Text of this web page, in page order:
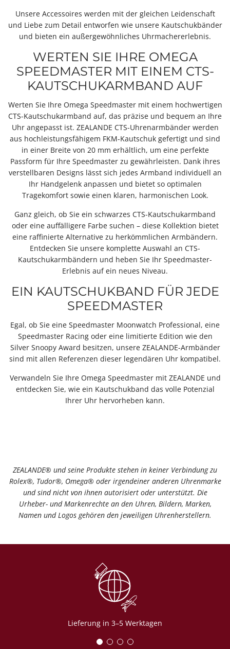
Unsere Accessoires werden mit der gleichen Leidenschaft
und Liebe zum Detail entworfen wie unsere Kautschukbänder
und bieten ein außergewöhnliches Uhrmachererlebnis.
WERTEN SIE IHRE OMEGA
SPEEDMASTER MIT EINEM CTS-
KAUTSCHUKARMBAND AUF
Werten Sie Ihre Omega Speedmaster mit einem hochwertigen
CTS-Kautschukarmband auf, das präzise und bequem an Ihre
Uhr angepasst ist. ZEALANDE CTS-Uhrenarmbänder werden
aus hochleistungsfähigem FKM-Kautschuk gefertigt und sind
in einer Breite von 20 mm erhältlich, um eine perfekte
Passform für Ihre Speedmaster zu gewährleisten. Dank ihres
verstellbaren Designs lässt sich jedes Armband individuell an
Ihr Handgelenk anpassen und bietet so optimalen
Tragekomfort sowie einen klaren, harmonischen Look.
Ganz gleich, ob Sie ein schwarzes CTS-Kautschukarmband
oder eine auffälligere Farbe suchen – diese Kollektion bietet
eine raffinierte Alternative zu herkömmlichen Armbändern.
Entdecken Sie unsere komplette Auswahl an CTS-
Kautschukarmbändern und heben Sie Ihr Speedmaster-
Erlebnis auf ein neues Niveau.
EIN KAUTSCHUKBAND FÜR JEDE
SPEEDMASTER
Egal, ob Sie eine Speedmaster Moonwatch Professional, eine
Speedmaster Racing oder eine limitierte Edition wie den
Silver Snoopy Award besitzen, unsere ZEALANDE-Armbänder
sind mit allen Referenzen dieser legendären Uhr kompatibel.
Verwandeln Sie Ihre Omega Speedmaster mit ZEALANDE und
entdecken Sie, wie ein Kautschukband das volle Potenzial
Ihrer Uhr hervorheben kann.
ZEALANDE® und seine Produkte stehen in keiner Verbindung zu
Rolex®️, Tudor®️, Omega®️ oder irgendeiner anderen Uhrenmarke
und sind nicht von ihnen autorisiert oder unterstützt. Die
Urheber- und Markenrechte an den Uhren, Bildern, Marken,
Namen und Logos gehören den jeweiligen Uhrenherstellern.
Lieferung in 3–5 Werktagen